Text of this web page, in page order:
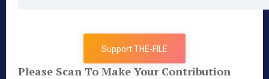
Support THE-FILE
Please Scan To Make Your Contribution